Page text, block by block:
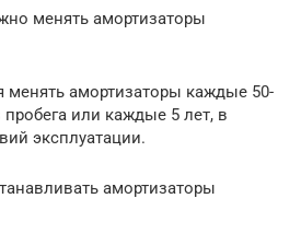
менять амортизаторы
менять амортизаторы каждые 50-
или каждые 5 лет, в
эксплуатации.
амортизаторы